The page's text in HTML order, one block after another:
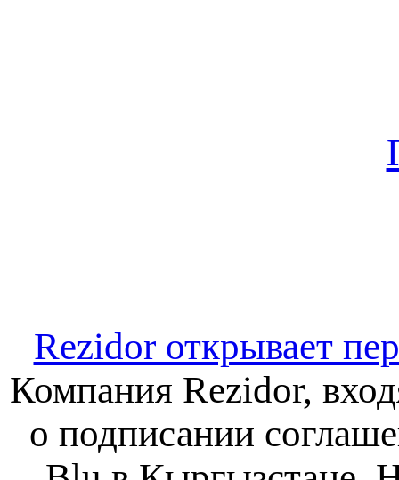
Rezidor открывает
Компания Rezidor,
о подписании